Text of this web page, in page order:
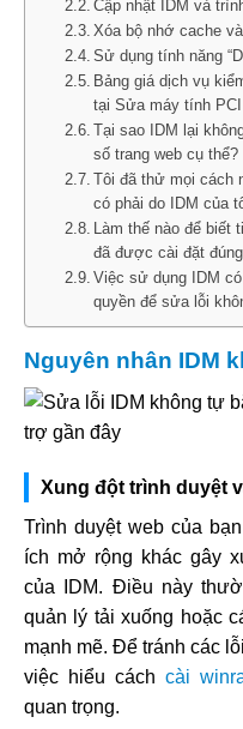
Cập nhật IDM và
Xóa bộ nhớ cache
Sử dụng tính năng
Bảng giá dịch vụ
tại Sửa máy tính PCI
Tại sao IDM lại
số trang web cụ thể?
Tôi đã thử mọi cách
có phải do IDM của
Làm thế nào để biết
đã được cài đặt
Việc sử dụng IDM
quyền để sửa lỗi
Nguyên nhân IDM
Xung đột trình duyệt
Trình duyệt web của
ích mở rộng khác gây
của IDM. Điều này
quản lý tải xuống hoặc
mạnh mẽ. Để tránh các
việc hiểu cách cài
quan trọng.